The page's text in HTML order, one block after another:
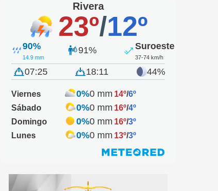
Rivera
23º/12º
90%
14.9 mm
91% Suroeste
37-74 km/h
07:25 18:11 44%
Viernes 0%0 mm 14º/6º
Sábado
0%0 mm 16º/4º
Domingo
0%0 mm 16º/3º
Lunes
0%0 mm 13º/3º